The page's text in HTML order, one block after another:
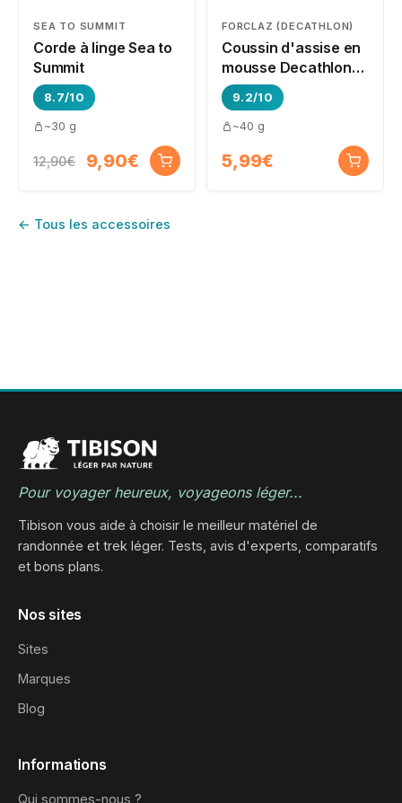
SEA TO SUMMIT
Corde à linge Sea to
Summit
8.7/10
~30 g
12,90€ 9,90€
FORCLAZ (DECATHLON)
Coussin d'assise en
mousse Decathlon
Forclaz MT500
9.2/10
~40 g
5,99€
← Tous les accessoires
Pour voyager heureux, voyageons léger...
Tibison vous aide à choisir le meilleur matériel de
randonnée et trek léger. Tests, avis d'experts, comparatifs
et bons plans.
Nos sites
Sites
Marques
Blog
Informations
Qui sommes-nous ?